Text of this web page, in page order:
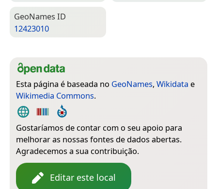
Geo­Names ID
12423010
Esta página é baseada no GeoNames, Wikidata e
Wikimedia Commons.
Gostaríamos de contar com o seu apoio para
melhorar as nossas fontes de dados abertas.
Agradecemos a sua contribuição.
Editar este local